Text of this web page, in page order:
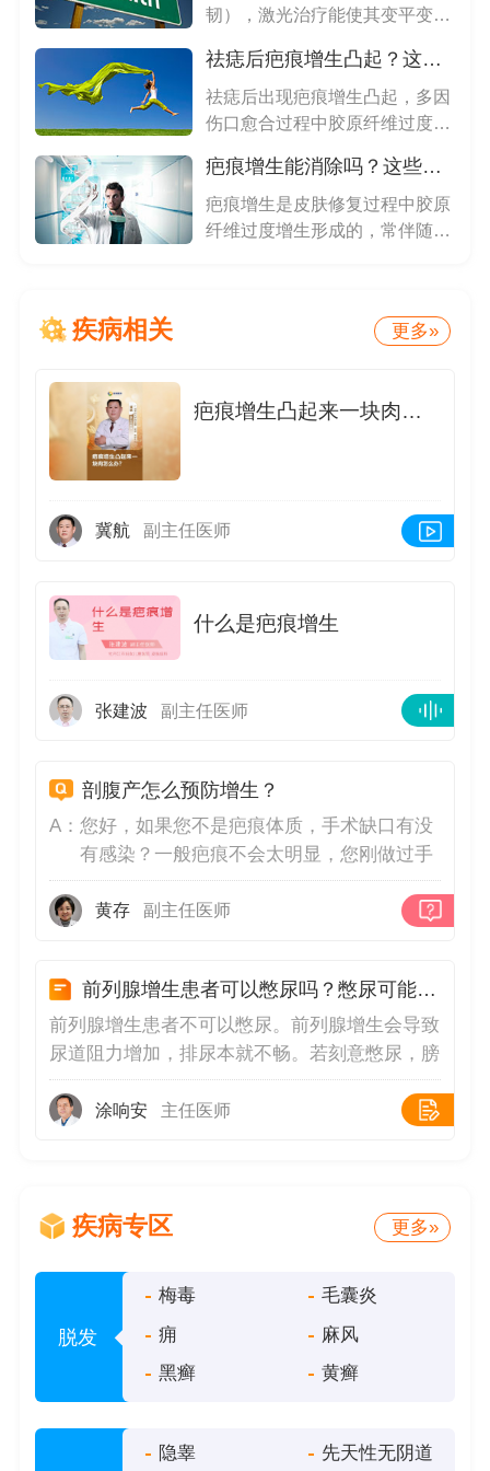
韧），激光治疗能使其变平变
祛痣后疤痕增生凸起？这样修复有效
祛痣后出现疤痕增生凸起，多因
伤口愈合过程中胶原纤维过度增
疤痕增生能消除吗？这些手段有帮助
疤痕增生是皮肤修复过程中胶原
纤维过度增生形成的，常伴随瘙
疾病相关 更多»
疤痕增生凸起来一块肉怎么办？
冀航 副主任医师
什么是疤痕增生
张建波 副主任医师
剖腹产怎么预防增生？
A：您好，如果您不是疤痕体质，手术缺口有没
有感染？一般疤痕不会太明显，您刚做过手
术不久，建议你腹部皮肤切口，可以涂抹芦
荟胶或者疤痕灵并经常局部按摩或者是热
进切口修复。
黄存 副主任医师
前列腺增生患者可以憋尿吗？憋尿可能引发急性尿潴留
前列腺增生患者不可以憋尿。前列腺增生会导致
尿道阻力增加，排尿本就不畅。若刻意憋尿，膀
胱过度充盈会使内部压力骤增，可能迫使尿液逆
流至输尿管和肾脏，长期可引发肾积水甚至肾功
尿潴留，无法排尿的情况，需紧急医疗干预。临
难的进展，膀胱逼尿肌因长期受压逐渐减弱收缩
功能，形成“排尿无力→残余尿增多→尿意频繁
→被迫憋尿”的恶性循环
涂响安 主任医师
疾病专区 更多»
脱发
梅毒
毛囊炎
痈
麻风
黑癣
黄癣
隐睾 先天性无阴道